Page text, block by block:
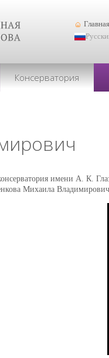
Главная
Консерватория
имени А. К.
Михаила